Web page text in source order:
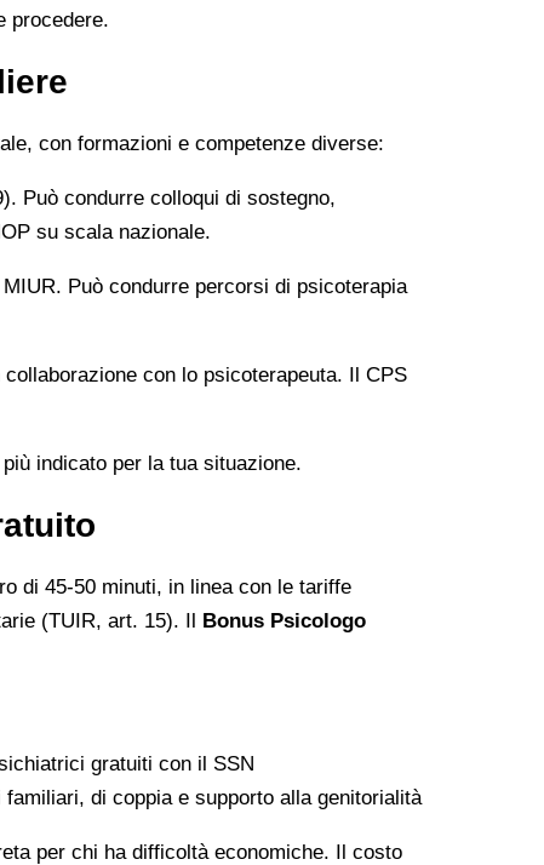
procedere.
con formazioni e competenze diverse:
Può condurre colloqui di sostegno,
su scala nazionale.
Può condurre percorsi di psicoterapia
con lo psicoterapeuta. Il CPS
indicato per la tua situazione.
di 45-50 minuti, in linea con le tariffe
(TUIR, art. 15). Il Bonus Psicologo
gratuiti con il SSN
di coppia e supporto alla genitorialità
per chi ha difficoltà economiche. Il costo